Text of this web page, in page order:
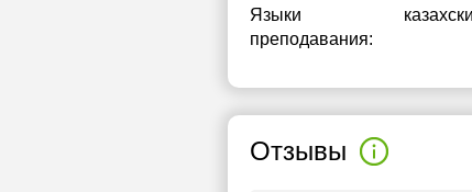
Языки
преподавания:
Отзывы